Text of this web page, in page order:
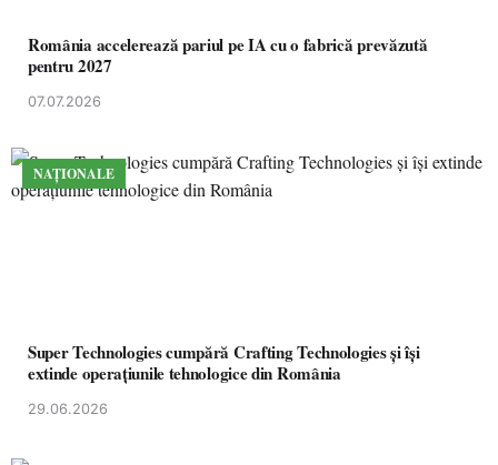
România accelerează pariul pe IA cu o fabrică prevăzută
pentru 2027
07.07.2026
NAȚIONALE
Super Technologies cumpără Crafting Technologies și își
extinde operațiunile tehnologice din România
29.06.2026